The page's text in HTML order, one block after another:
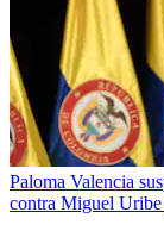
Paloma Valencia
contra Miguel Uribe